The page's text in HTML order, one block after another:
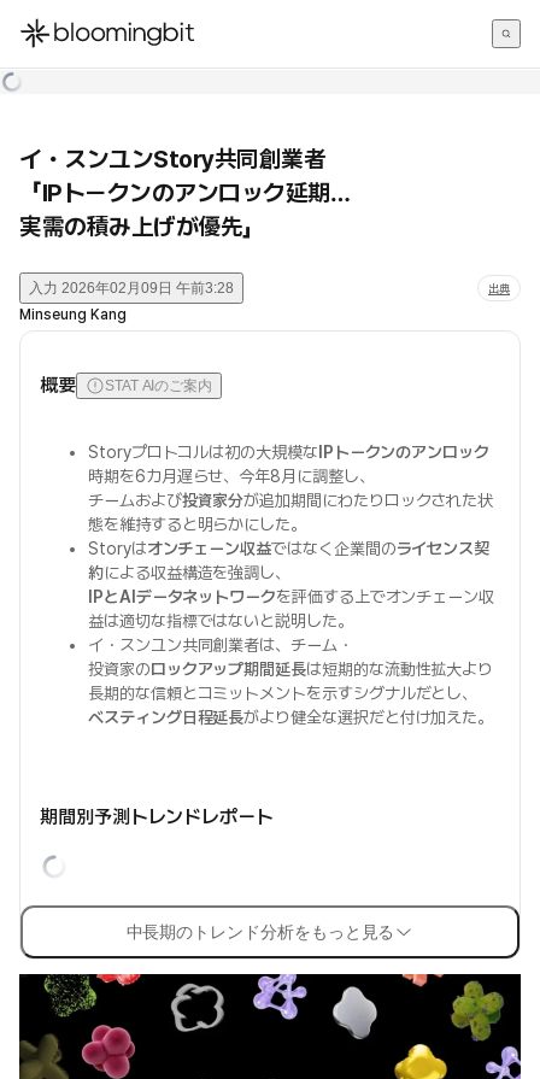
한국어
イ・スンユンStory共同創業者
「IPトークンのアンロック延期…
実需の積み上げが優先」
入力 2026年02月09日 午前3:28 出典
Minseung Kang
概要 STAT AIのご案内
Storyプロトコルは初の大規模な IPトークンのアンロック
時期を6カ月遅らせ、今年8月に調整し、
チームおよび投資家分が追加期間にわたりロックされた状
態を維持すると明らかにした。
Storyはオンチェーン収益ではなく企業間のライセンス契
約による収益構造を強調し、
IPとAIデータネットワークを評価する上でオンチェーン収
益は適切な指標ではないと説明した。
イ・スンユン共同創業者は、チーム・
投資家のロックアップ期間延長は短期的な流動性拡大より
長期的な信頼とコミットメントを示すシグナルだとし、
ベスティング日程延長がより健全な選択だと付け加えた。
期間別予測トレンドレポート
中長期のトレンド分析をもっと見る